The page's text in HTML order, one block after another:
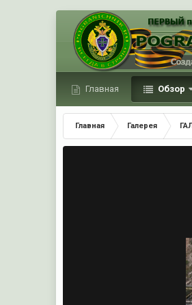
Главная Обзор
Главная Галерея